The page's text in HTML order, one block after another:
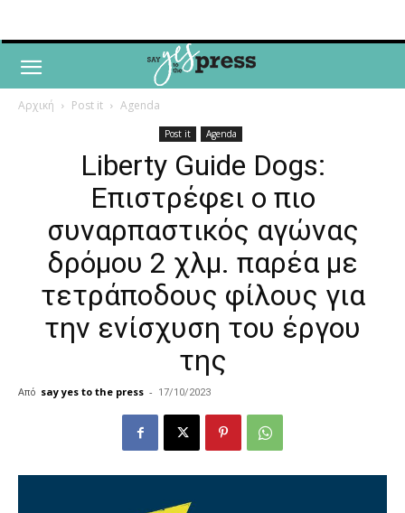
Αρχική Post it Agenda
Post it Agenda
Liberty Guide Dogs:
Επιστρέφει ο πιο
συναρπαστικός αγώνας
δρόμου 2 χλμ. παρέα με
τετράποδους φίλους για
την ενίσχυση του έργου
της
Από say yes to the press - 17/10/2023